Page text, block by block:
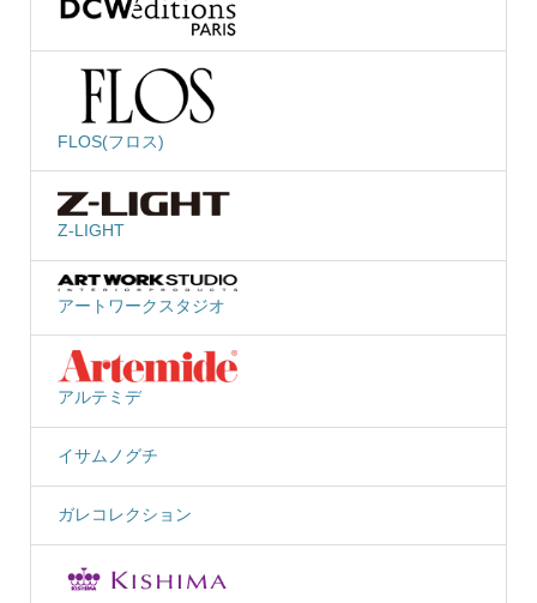
FLOS(フロス)
Z-LIGHT
アートワークスタジオ
アルテミデ
イサムノグチ
ガレコレクション